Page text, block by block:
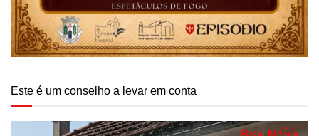
Este é um conselho a levar em conta